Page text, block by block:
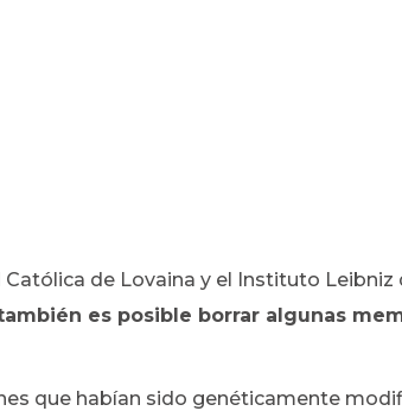
de Lovaina y el Instituto Leibniz
es posible borrar algunas
que habían sido genéticamente